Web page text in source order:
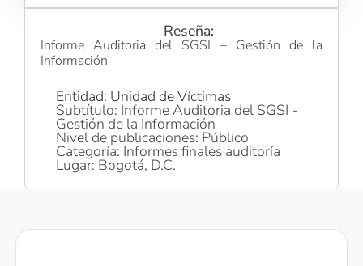
Reseña:
Informe Auditoria del SGSI – Gestión de la
Información
Entidad: Unidad de Víctimas
Subtítulo: Informe Auditoria del SGSI -
Gestión de la Información
Nivel de publicaciones: Público
Categoría: Informes finales auditoría
Lugar: Bogotá, D.C.